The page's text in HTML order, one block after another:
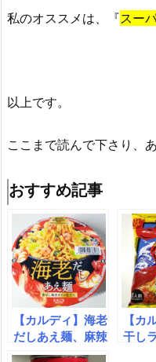
私のオススメは、『スー
以上です。
ここまで読んで下さり、
おすすめ記事
【カルディ】海老
だしあえ麺、麻辣
火鍋風ラーメン
【カ
干し